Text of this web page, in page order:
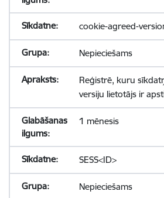
cookie-agreed-
Nepieciešams
Reģistrē, kuru
versiju lietotājs ir
1 mēnesis
SESS<ID>
Nepieciešams